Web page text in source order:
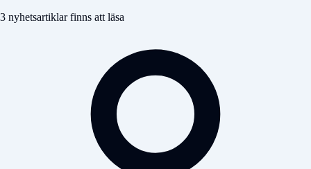
3 nyhetsartiklar finns att läsa